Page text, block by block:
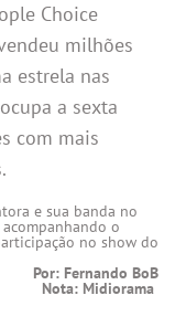
Choice
milhões
estrela nas
a sexta
com mais
e sua banda no
o
no show do
Por: Fernando BoB
Nota: Midiorama